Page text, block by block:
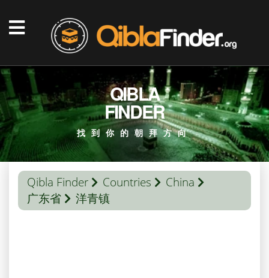
QIBLA
FINDER
找到你的朝拜方向
Qibla Finder Countries
China
广东省
洋青镇